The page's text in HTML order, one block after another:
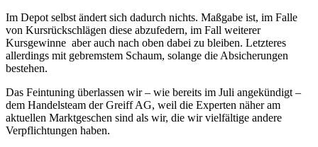
Im Depot selbst ändert sich dadurch nichts. Maßgabe ist, im Falle
von Kursrückschlägen diese abzufedern, im Fall weiterer
Kursgewinne aber auch nach oben dabei zu bleiben. Letzteres
allerdings mit gebremstem Schaum, solange die Absicherungen
bestehen.
Das Feintuning überlassen wir – wie bereits im Juli angekündigt –
dem Handelsteam der Greiff AG, weil die Experten näher am
aktuellen Marktgeschen sind als wir, die wir vielfältige andere
Verpflichtungen haben.